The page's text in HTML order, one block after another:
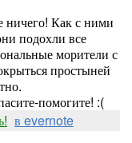
ничего! Как с ними
подохли все
морители с
простыней
помогите! :(
в evernote